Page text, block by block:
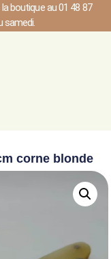
boutique au 01 48 87
samedi.
corne blonde